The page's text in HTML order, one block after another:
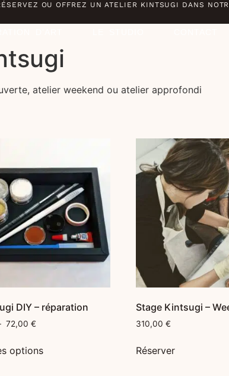
OU OFFREZ UN ATELIER KINTSUGI DANS
atelier weekend ou atelier approfondi
DIY – réparation
72,00 €
options
Stage Kintsugi –
310,00€
Réserver